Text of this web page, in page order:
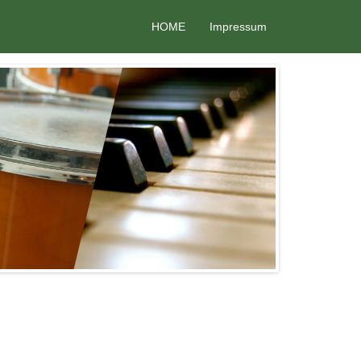
HOME Impressum